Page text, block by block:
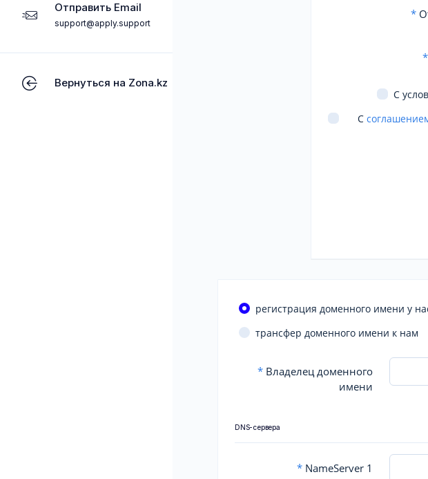
Отправить Email
support@apply.support
Вернуться на Zona.kz
*
*
С
С
регистрация доменного имени у
трансфер доменного имени к нам
* Владелец доменного
имени
DNS-сервера
* NameServer 1